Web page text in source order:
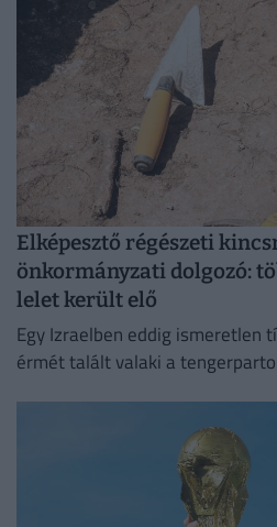
Elképesztő régészeti
önkormányzati dolgozó:
lelet került elő
Egy Izraelben eddig ismeretlen
érmét talált valaki a